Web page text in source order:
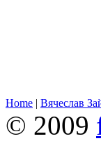
Home | Вячеслав
© 2009